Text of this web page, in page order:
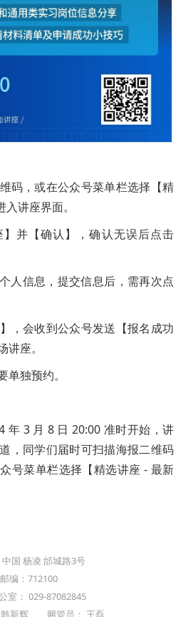
码，或在公众号菜单栏选择【精
讲座界面。
并【确认】，确认无误后点击
人信息，提交信息后，需再次点
，会收到公众号发送【报名成功
座。
独预约。
年 3 月 8 日 20:00 准时开始，讲
，同学们届时可扫描海报二维码
号菜单栏选择【精选讲座 - 最新
国 杨凌 邰城路3号
邮编：712100
室： 029-87082845
韩新辉 网管员： 王磊